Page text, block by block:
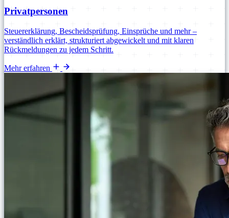
Privatpersonen
Steuererklärung, Bescheidsprüfung, Einsprüche und mehr –
verständlich erklärt, strukturiert abgewickelt und mit klaren
Rückmeldungen zu jedem Schritt.
Mehr erfahren